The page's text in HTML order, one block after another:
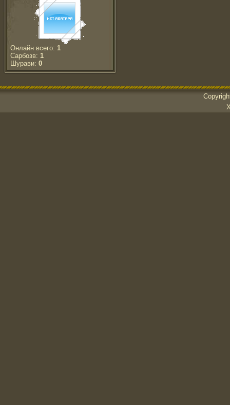
Онлайн всего: 1
Сарбозв: 1
Шурави: 0